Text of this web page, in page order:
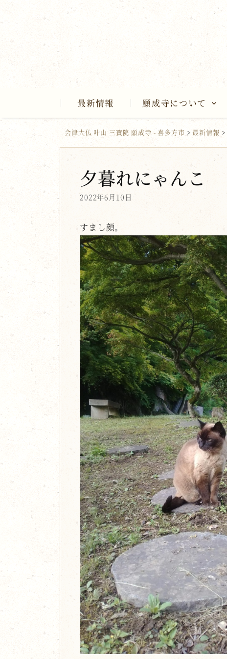
to
content
最新情報 願成寺について
会津大仏 叶山 三寶院 願成寺 - 喜多方市 >最新情報 >
夕暮れにゃんこ
2022年6月10日
すまし顔。